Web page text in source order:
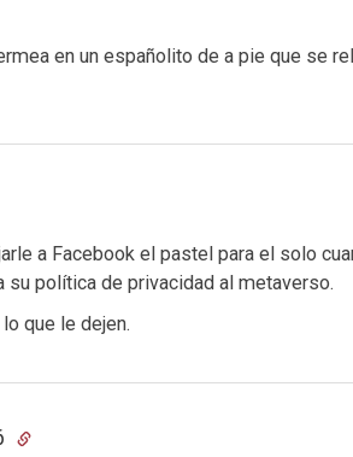
en un españolito de a pie que se
a Facebook el pastel para el solo
su política de privacidad al metaverso.
que le dejen.